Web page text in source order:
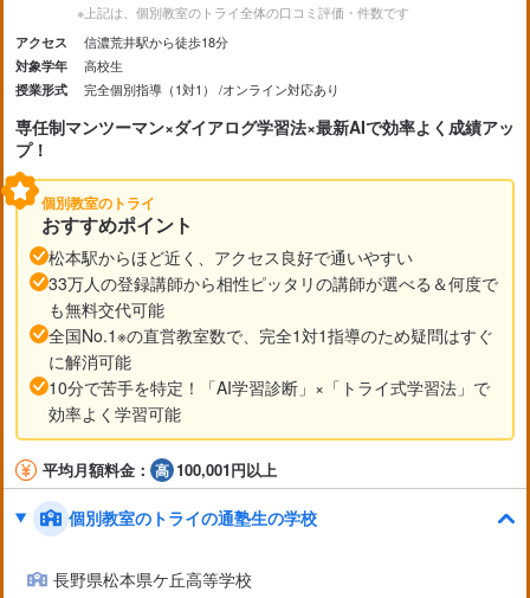
※上記は、個別教室のトライ全体の口コミ評価・件数です
アクセス 信濃荒井駅から徒歩18分
対象学年 高校生
授業形式 完全個別指導（1対1） オンライン対応あり
専任制マンツーマン×ダイアログ学習法×最新AIで効率よく成績アッ
プ！
個別教室のトライ
おすすめポイント
松本駅からほど近く、アクセス良好で通いやすい
33万人の登録講師から相性ピッタリの講師が選べる＆何度で
も無料交代可能
全国No.1※の直営教室数で、完全1対1指導のため疑問はすぐ
に解消可能
10分で苦手を特定！「AI学習診断」×「トライ式学習法」で
効率よく学習可能
平均月額料金： 100,001円以上
個別教室のトライの通塾生の学校
長野県松本県ケ丘高等学校